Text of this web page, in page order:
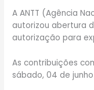
A ANTT (Agência
autorizou abertura
autorização para
As contribuições
sábado, 04 de